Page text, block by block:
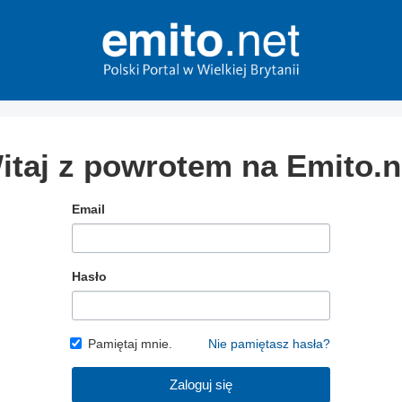
z powrotem na
Email
Hasło
Pamiętaj mnie. Nie pamiętasz hasła?
Zaloguj się